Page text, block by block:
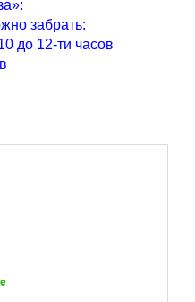
забрать:
до 12-ти часов